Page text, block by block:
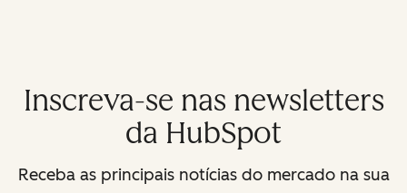
Inscreva-se nas newsletters
da HubSpot
Receba as principais notícias do mercado na sua